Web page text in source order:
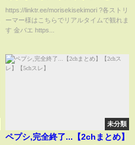
痛・アンチにブチギレ
https://linktr.ee/morisekisekimori ?各ストリ
ーマー様はこちらでリアルタイムで観れま
す 金バエ https...
未分類
ペプシ,完全終了...【2chまとめ】